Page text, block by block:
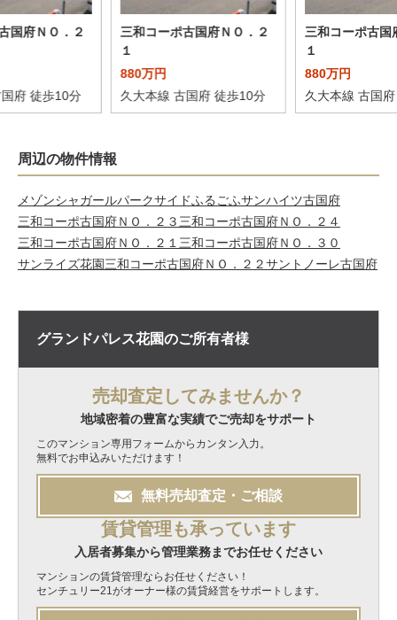
国府ＮＯ．２
府 徒歩10分
三和コーポ古国府ＮＯ．２
１
880万円
久大本線 古国府 徒歩10分
三和コーポ古国
１
880万円
久大本線 古国
周辺の物件情報
メゾンシャガールパークサイドふるごふサンハイツ古国府
三和コーポ古国府ＮＯ．２３ 三和コーポ古国府ＮＯ．２４
三和コーポ古国府ＮＯ．２１ 三和コーポ古国府ＮＯ．３０
サンライズ花園三和コーポ古国府ＮＯ．２２サントノーレ古国府
グランドパレス花園のご所有者様
売却査定してみませんか？
地域密着の豊富な実績でご売却をサポート
このマンション専用フォームからカンタン入力。
無料でお申込みいただけます！
無料売却査定・ご相談
賃貸管理も承っています
入居者募集から管理業務までお任せください
マンションの賃貸管理ならお任せください！
センチュリー21がオーナー様の賃貸経営をサポートします。